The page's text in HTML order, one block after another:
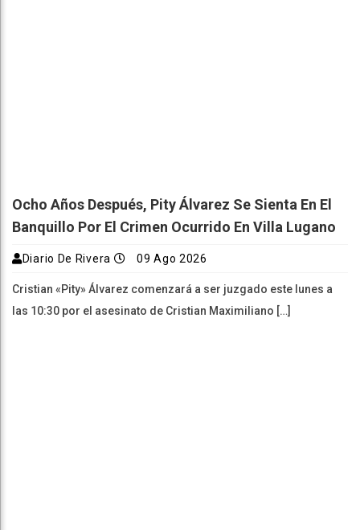
Ocho Años Después, Pity Álvarez Se Sienta En El
Banquillo Por El Crimen Ocurrido En Villa Lugano
Diario De Rivera 09 Ago 2026
Cristian «Pity» Álvarez comenzará a ser juzgado este lunes a
las 10:30 por el asesinato de Cristian Maximiliano […]